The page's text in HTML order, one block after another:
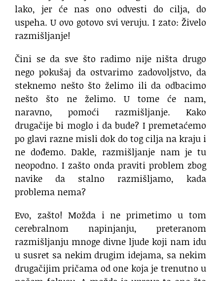
lako, jer će nas ono odvesti do cilja, do
uspeha. U ovo gotovo svi veruju. I zato: Živelo
razmišljanje!
Čini se da sve što radimo nije ništa drugo
nego pokušaj da ostvarimo zadovoljstvo, da
steknemo nešto što želimo ili da odbacimo
nešto što ne želimo. U tome će nam,
naravno, pomoći razmišljanje. Kako
drugačije bi moglo i da bude? I premetaćemo
po glavi razne misli dok do tog cilja na kraju i
ne dođemo. Dakle, razmišljanje nam je tu
neopodno. I zašto onda praviti problem zbog
navike da stalno razmišljamo, kada
problema nema?
Evo, zašto! Možda i ne primetimo u tom
cerebralnom napinjanju, preteranom
razmišljanju mnoge divne ljude koji nam idu
u susret sa nekim drugim idejama, sa nekim
drugačijim pričama od one koja je trenutno u